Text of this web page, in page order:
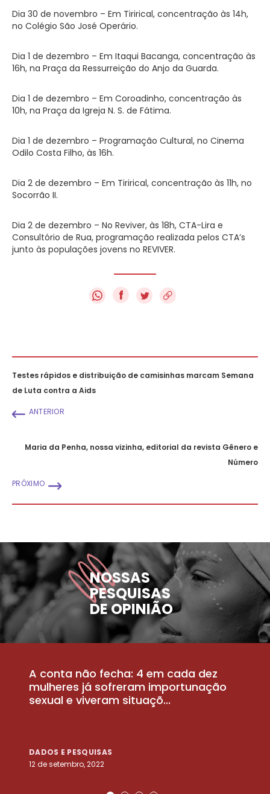
Dia 30 de novembro – Em Tirirical, concentração às 14h,
no Colégio São José Operário.
Dia 1 de dezembro – Em Itaqui Bacanga, concentração às
16h, na Praça da Ressurreição do Anjo da Guarda.
Dia 1 de dezembro – Em Coroadinho, concentração às
10h, na Praça da Igreja N. S. de Fátima.
Dia 1 de dezembro – Programação Cultural, no Cinema
Odilo Costa Filho, às 16h.
Dia 2 de dezembro – Em Tirirical, concentração às 11h, no
Socorrão II.
Dia 2 de dezembro – No Reviver, às 18h, CTA-Lira e
Consultório de Rua, programação realizada pelos CTA’s
junto às populações jovens no REVIVER.
f
Testes rápidos e distribuição de camisinhas marcam Semana
de Luta contra a Aids
ANTERIOR
Maria da Penha, nossa vizinha, editorial da revista Gênero e
Número
PRÓXIMO
NOSSAS
PESQUISAS
DE OPINIÃO
A conta não fecha: 4 em cada dez
mulheres já sofreram importunação
sexual e viveram situaçõ...
DADOS E PESQUISAS
12 de setembro, 2022